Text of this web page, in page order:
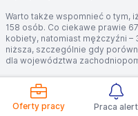
Oferty pracy Praca alert
Warto także wspomnieć o tym,
158 osób. Co ciekawe prawie
kobiety, natomiast mężczyźni –
niższa, szczególnie gdy
dla województwa
Na jakim poziomie utrzymuje
brutto w Trzcińsku - Zdroju?
2017 roku wyniosło 3 848,29